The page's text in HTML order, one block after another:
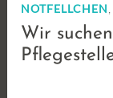
NOTFELLCHEN
Wir